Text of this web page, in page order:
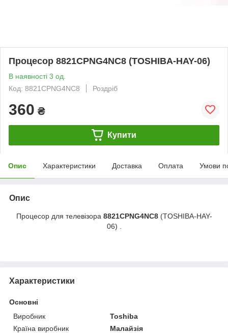
Процесор 8821CPNG4NC8 (TOSHIBA-HAY-06)
В наявності 3 од.
Код: 8821CPNG4NC8
Роздріб
360 ₴
Купити
Опис Характеристики Доставка Оплата Умови
Опис
Процесор для телевізора 8821CPNG4NC8(TOSHIBA-HAY-
06) .
Характеристики
Основні
Виробник
Toshiba
Країна виробник
Малайзія